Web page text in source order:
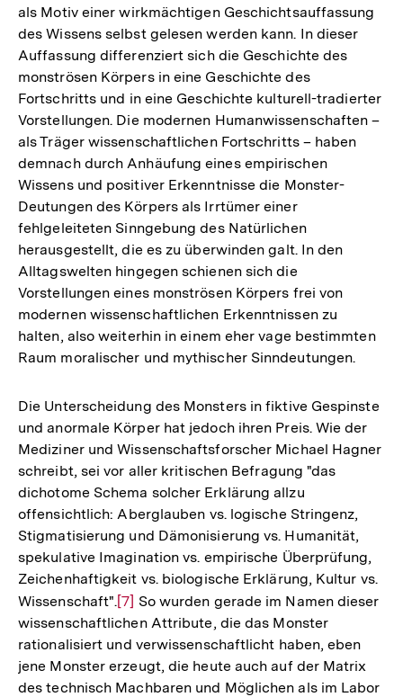
als Motiv einer wirkmächtigen Geschichtsauffassung
des Wissens selbst gelesen werden kann. In dieser
Auffassung differenziert sich die Geschichte des
monströsen Körpers in eine Geschichte des
Fortschritts und in eine Geschichte kulturell-tradierter
Vorstellungen. Die modernen Humanwissenschaften –
als Träger wissenschaftlichen Fortschritts – haben
demnach durch Anhäufung eines empirischen
Wissens und positiver Erkenntnisse die Monster-
Deutungen des Körpers als Irrtümer einer
fehlgeleiteten Sinngebung des Natürlichen
herausgestellt, die es zu überwinden galt. In den
Alltagswelten hingegen schienen sich die
Vorstellungen eines monströsen Körpers frei von
modernen wissenschaftlichen Erkenntnissen zu
halten, also weiterhin in einem eher vage bestimmten
Raum moralischer und mythischer Sinndeutungen.
Die Unterscheidung des Monsters in fiktive Gespinste
und anormale Körper hat jedoch ihren Preis. Wie der
Mediziner und Wissenschaftsforscher Michael Hagner
schreibt, sei vor aller kritischen Befragung "das
dichotome Schema solcher Erklärung allzu
offensichtlich: Aberglauben vs. logische Stringenz,
Stigmatisierung und Dämonisierung vs. Humanität,
spekulative Imagination vs. empirische Überprüfung,
Zeichenhaftigkeit vs. biologische Erklärung, Kultur vs.
Wissenschaft".Zur
Auflösung
der
Fußnote
[7] So wurden gerade im Namen dieser
wissenschaftlichen Attribute, die das Monster
rationalisiert und verwissenschaftlicht haben, eben
jene Monster erzeugt, die heute auch auf der Matrix
des technisch Machbaren und Möglichen als im Labor